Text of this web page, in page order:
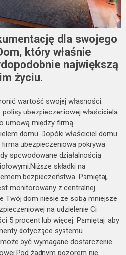
dla swojego
który właśnie
największą
życiu.
wartość swojej własności.
ubezpieczeniowej właściciela
umową między firmą
domu. Dopóki właściciel domu
firma ubezpieczeniowa pokrywa
spowodowane działalnością
składki na
bezpieczeństwa. Pamiętaj,
monitorowany z centralnej
Twój dom niesie ze sobą mniejsze
na udzielenie Ci
5 procent lub więcej. Pamiętaj, aby
dotyczące systemu
być wymagane dostarczenie
żadnym pozorem nie